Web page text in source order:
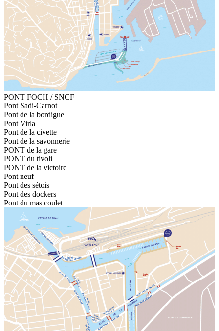
PONT FOCH / SNCF
Pont Sadi-Carnot
Pont de la bordigue
Pont Virla
Pont de la civette
Pont de la savonnerie
PONT de la gare
PONT du tivoli
PONT de la victoire
Pont neuf
Pont des sétois
Pont des dockers
Pont du mas coulet